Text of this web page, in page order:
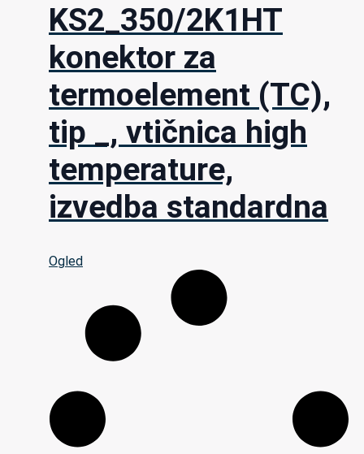
KS2_350/2K1HT
konektor za
termoelement (TC),
tip _, vtičnica high
temperature,
izvedba standardna
Ogled